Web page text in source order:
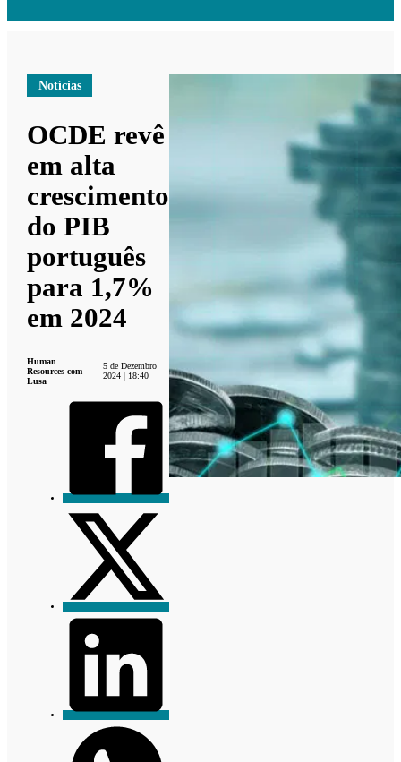
Notícias
OCDE revê
em alta
crescimento
do PIB
português
para 1,7%
em 2024
Human
Resources com
Lusa
5 de Dezembro
2024 | 18:40